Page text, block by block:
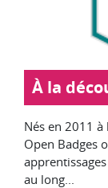
À la
Nés en 2011
Open Badges
au long...